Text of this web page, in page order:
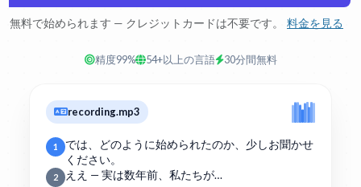
無料で始められます — クレジットカードは不要です。 料金を見る
精度99% 54+以上の言語 30分間無料
recording.mp3
1
では、どのように始められたのか、少しお聞かせ
ください。
2 ええ — 実は数年前、私たちが…